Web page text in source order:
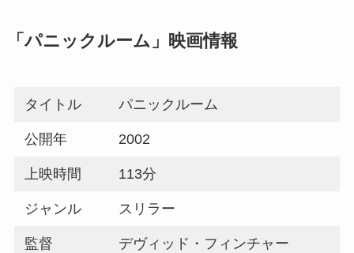
「パニックルーム」映画情報
タイトル パニックルーム
公開年 2002
上映時間 113分
ジャンル スリラー
監督 デヴィッド・フィンチャー